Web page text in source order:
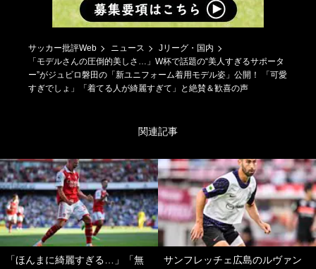
サッカー批評Web ニュース
Jリーグ・国内
「モデルさんの圧倒的美しさ…」W杯で話題の“美人すぎるサポータ
ー”がジュビロ磐田の「新ユニフォーム着用モデル姿」公開！ 「可愛
すぎでしょ」「着てる人が綺麗すぎて」と絶賛＆歓喜の声
関連記事
「ほんまに綺麗すぎる…」「無
サンフレッチェ広島のルヴァン